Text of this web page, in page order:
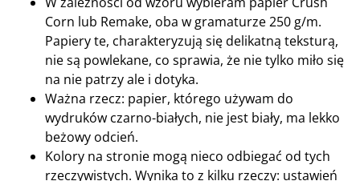
Corn lub Remake, oba w gramaturze 250 g/m.
Papiery te, charakteryzują się delikatną teksturą,
nie są powlekane, co sprawia, że nie tylko miło się
na nie patrzy ale i dotyka.
Ważna rzecz: papier, którego używam do
wydruków czarno-białych, nie jest biały, ma lekko
beżowy odcień.
Kolory na stronie mogą nieco odbiegać od tych
rzeczywistych. Wynika to z kilku rzeczy: ustawień